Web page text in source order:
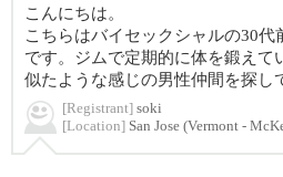
こんにちは。
こちらはバイセックシャルの30代
です。ジムで定期的に体を鍛えて
似たような感じの男性仲間を探し
[Registrant] soki
[Location] San Jose (Vermont -